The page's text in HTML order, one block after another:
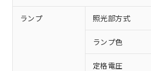
ランプ 照光部方式
ランプ色
定格電圧